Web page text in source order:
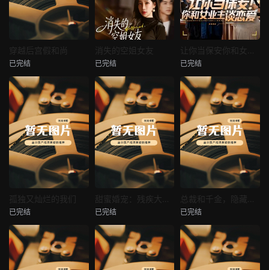
未知
穿越后宫假和尚
已完结
热播
未知
消失的空姐女友
已完结
未知
已完结
未知
孤独又灿烂的我们
已完结
热播
未知
已完结
热播
未知
已完结